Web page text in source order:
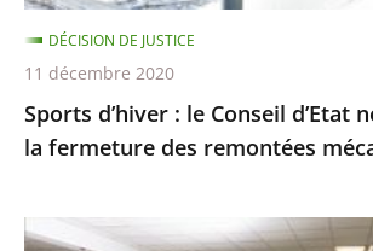
la
fermeture
des
remontées
mécaniques
Sports d’hiver : le Conseil d’Etat
la fermeture des remontées
DÉCISION DE JUSTICE
11 décembre 2020
Les